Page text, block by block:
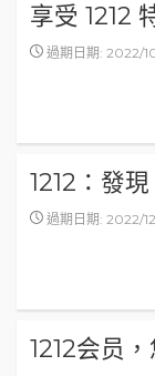
享受 1212
過期日期: 2022/
1212：發
過期日期: 2022/
1212会员